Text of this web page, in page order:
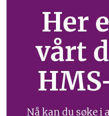
Her
vårt
Nå kan du søke i